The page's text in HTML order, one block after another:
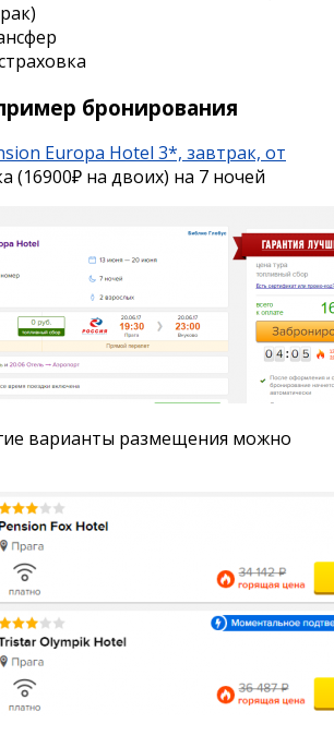
бронирования
Europa Hotel 3*, завтрак, от
(16900₽ на двоих) на 7 ночей
варианты размещения можно